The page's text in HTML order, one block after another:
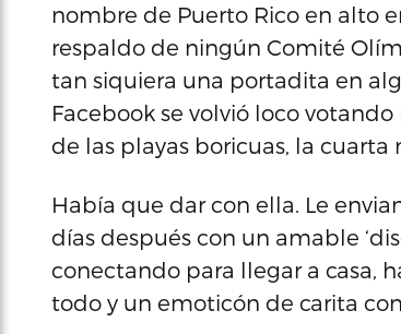
nombre de Puerto Rico en alto
respaldo de ningún Comité
tan siquiera una portadita en
Facebook se volvió loco
de las playas boricuas, la
Había que dar con ella. Le
días después con un amable
conectando para llegar a casa,
todo y un emoticón de carita